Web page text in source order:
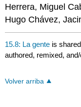
Herrera, Miguel
Hugo Chávez,
15.8: La gente is
authored, remixed,
Volver arriba